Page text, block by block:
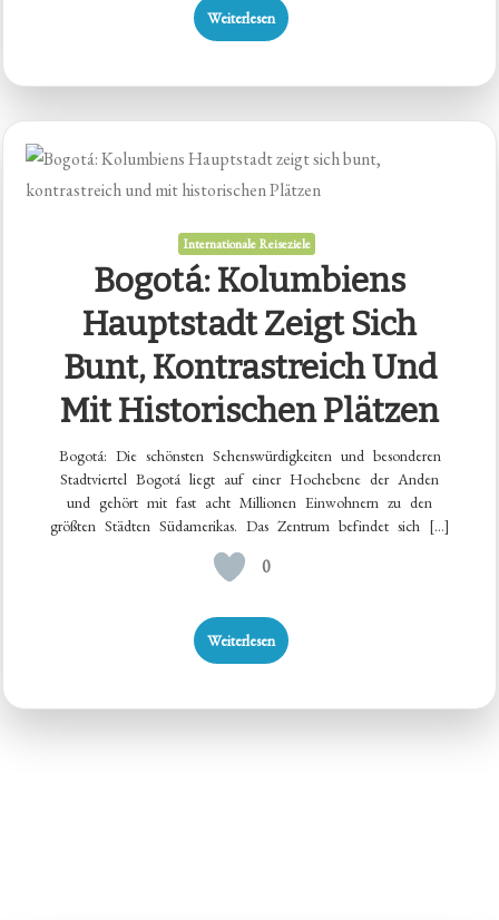
Weiterlesen
Internationale Reiseziele
Bogotá: Kolumbiens
Hauptstadt Zeigt Sich
Bunt, Kontrastreich Und
Mit Historischen Plätzen
Bogotá: Die schönsten Sehenswürdigkeiten und besonderen
Stadtviertel Bogotá liegt auf einer Hochebene der Anden
und gehört mit fast acht Millionen Einwohnern zu den
größten Städten Südamerikas. Das Zentrum befindet sich […]
0
Weiterlesen